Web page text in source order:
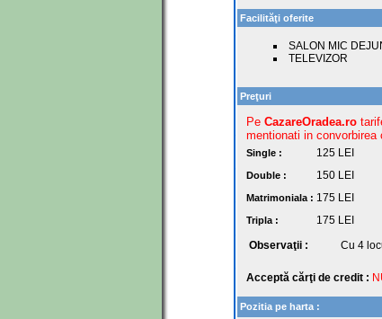
Facilităţi oferite
SALON MIC
TELEVIZOR
Preţuri
Pe CazareOradea.ro
mentionati in
Single : 125 LEI
Double : 150 LEI
Matrimoniala : 175 LEI
Tripla : 175 LEI
Observaţii :
Cu 4
Acceptă cărţi de credit :
Pozitia pe harta :